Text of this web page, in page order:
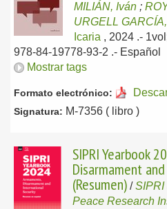
MILIÁN, Iván ;
URGELL
Icaria , 2024 .-
978-84-19778-93-2 .- Español
Mostrar tags
Formato electrónico:
Signatura: M-7356 ( libro )
SIPRI Yearbook
Disarmament
(Resumen) /SIPRI
Peace Research